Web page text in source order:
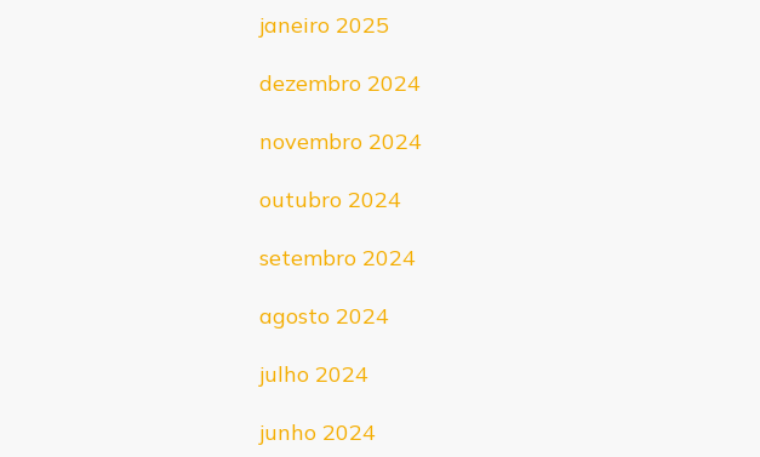
janeiro 2025
dezembro 2024
novembro 2024
outubro 2024
setembro 2024
agosto 2024
julho 2024
junho 2024